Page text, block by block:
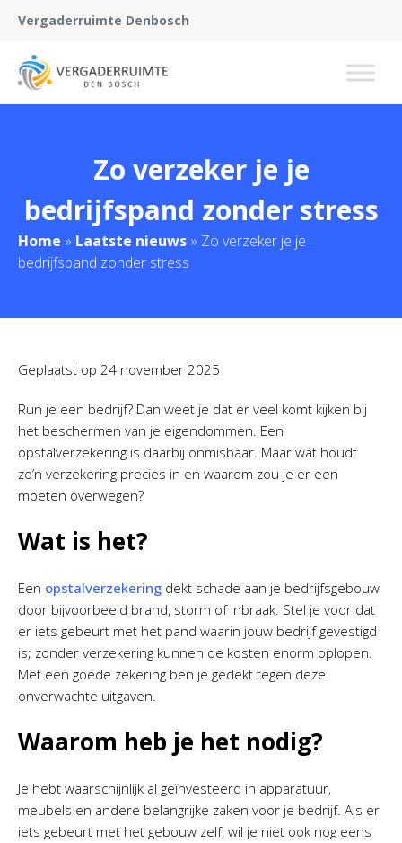
Vergaderruimte Denbosch
Zo verzeker je je
bedrijfspand zonder stress
Home » Laatste nieuws » Zo verzeker je je
bedrijfspand zonder stress
Geplaatst op 24 november 2025
Run je een bedrijf? Dan weet je dat er veel komt kijken bij
het beschermen van je eigendommen. Een
opstalverzekering is daarbij onmisbaar. Maar wat houdt
zo’n verzekering precies in en waarom zou je er een
moeten overwegen?
Wat is het?
Een opstalverzekering dekt schade aan je bedrijfsgebouw
door bijvoorbeeld brand, storm of inbraak. Stel je voor dat
er iets gebeurt met het pand waarin jouw bedrijf gevestigd
is; zonder verzekering kunnen de kosten enorm oplopen.
Met een goede zekering ben je gedekt tegen deze
onverwachte uitgaven.
Waarom heb je het nodig?
Je hebt waarschijnlijk al geïnvesteerd in apparatuur,
meubels en andere belangrijke zaken voor je bedrijf. Als er
iets gebeurt met het gebouw zelf, wil je niet ook nog eens